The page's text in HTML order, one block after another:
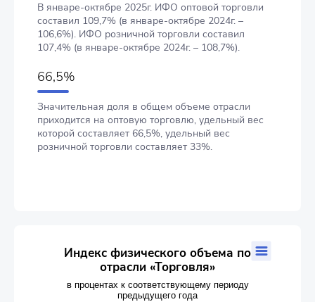
В январе-октябре 2025г. ИФО оптовой торговли
составил 109,7% (в январе-октябре 2024г. –
106,6%). ИФО розничной торговли составил
107,4% (в январе-октябре 2024г. – 108,7%).
66,5%
Значительная доля в общем объеме отрасли
приходится на оптовую торговлю, удельный вес
которой составляет 66,5%, удельный вес
розничной торговли составляет 33%.
Индекс физического объема по отрасли «Торговля»
Combination chart with 4 data series.
в процентах к соответствующему периоду предыдущего
The chart has 1 X axis displaying categories.
Индекс физического объема по
отрасли «Торговля»
в процентах к соответствующему периоду
предыдущего года